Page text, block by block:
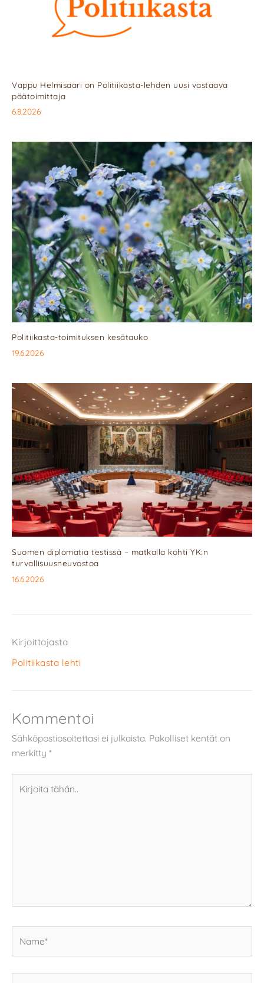
Vappu Helmisaari on Politiikasta-lehden uusi vastaava
päätoimittaja
6.8.2026
Politiikasta-toimituksen kesätauko
19.6.2026
Suomen diplomatia testissä – matkalla kohti YK:n
turvallisuusneuvostoa
16.6.2026
Kirjoittajasta
Politiikasta lehti
Kommentoi
Sähköpostiosoitettasi ei julkaista. Pakolliset kentät on
merkitty *
tähän..